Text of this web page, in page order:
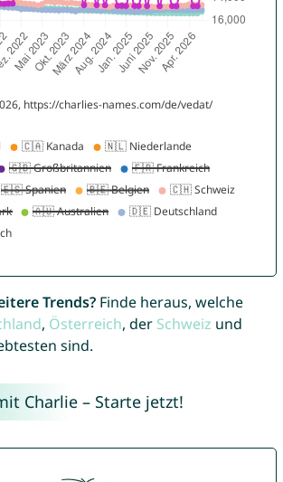
Trends?Finde heraus, welche
, Österreich, der Schweiz und
sind.
Charlie – Starte jetzt!